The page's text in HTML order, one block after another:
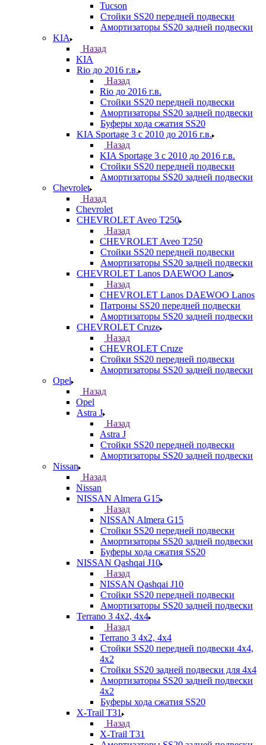
Tucson
Стойки SS20 передней подвески
Амортизаторы SS20 задней подвески
KIA
Назад
KIA
Rio до 2016 г.в.
Назад
Rio до 2016 г.в.
Стойки SS20 передней подвески
Амортизаторы SS20 задней подвески
Буферы хода сжатия SS20
KIA Sportage 3 с 2010 до 2016 г.в.
Назад
KIA Sportage 3 с 2010 до 2016 г.в.
Стойки SS20 передней подвески
Амортизаторы SS20 задней подвески
Chevrolet
Назад
Chevrolet
CHEVROLET Aveo T250
Назад
CHEVROLET Aveo T250
Стойки SS20 передней подвески
Амортизаторы SS20 задней подвески
CHEVROLET Lanos DAEWOO Lanos
Назад
CHEVROLET Lanos DAEWOO Lanos
Патроны SS20 передней подвески
Амортизаторы SS20 задней подвески
CHEVROLET Cruze
Назад
CHEVROLET Cruze
Стойки SS20 передней подвески
Амортизаторы SS20 задней подвески
Opel
Назад
Opel
Astra J
Назад
Astra J
Стойки SS20 передней подвески
Амортизаторы SS20 задней подвески
Nissan
Назад
Nissan
NISSAN Almera G15
Назад
NISSAN Almera G15
Стойки SS20 передней подвески
Амортизаторы SS20 задней подвески
Буферы хода сжатия SS20
NISSAN Qashqai J10
Назад
NISSAN Qashqai J10
Стойки SS20 передней подвески
Амортизаторы SS20 задней подвески
Terrano 3 4х2, 4х4
Назад
Terrano 3 4х2, 4х4
Стойки SS20 передней подвески 4х4,
4x2
Стойки SS20 задней подвески для 4х4
Амортизаторы SS20 задней подвески
4х2
Буферы хода сжатия SS20
X-Trail T31
Назад
X-Trail T31